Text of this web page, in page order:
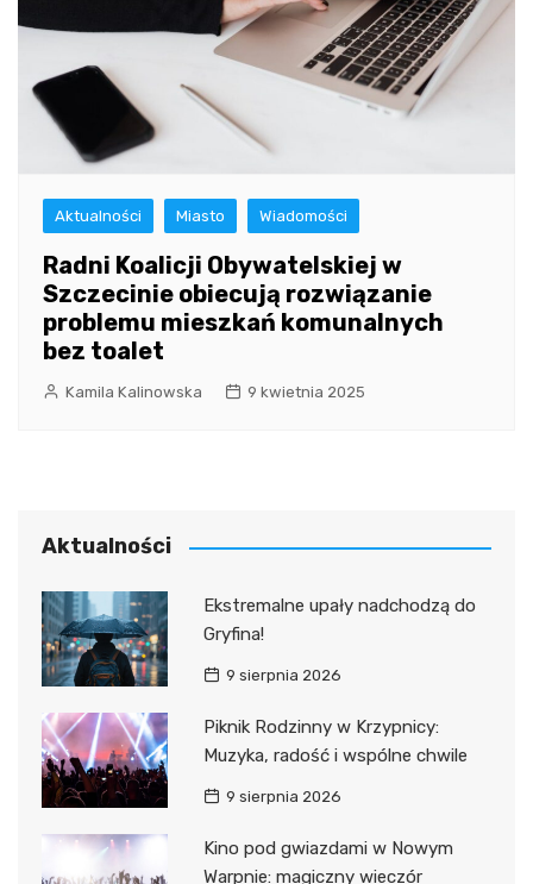
Aktualności Miasto Wiadomości
Radni Koalicji Obywatelskiej w
Szczecinie obiecują rozwiązanie
problemu mieszkań komunalnych
bez toalet
Kamila Kalinowska 9 kwietnia 2025
Aktualności
Ekstremalne upały nadchodzą do
Gryfina!
9 sierpnia 2026
Piknik Rodzinny w Krzypnicy:
Muzyka, radość i wspólne chwile
9 sierpnia 2026
Kino pod gwiazdami w Nowym
Warpnie: magiczny wieczór